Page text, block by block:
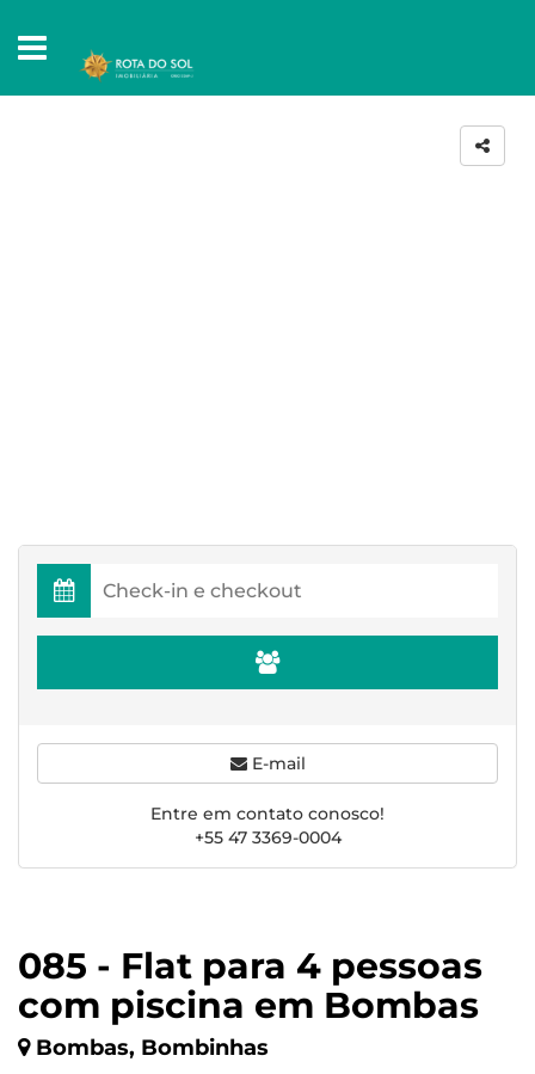
085 - Flat para 4 pessoas
com piscina em Bombas
Bombas, Bombinhas
E-mail
Entre em contato conosco!
+55 47 3369-0004